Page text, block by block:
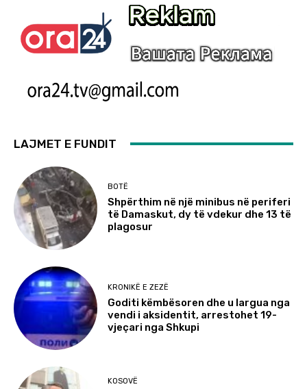
LAJMET E FUNDIT
BOTË
Shpërthim në një minibus në periferi
të Damaskut, dy të vdekur dhe 13 të
plagosur
KRONIKË E ZEZË
Goditi këmbësoren dhe u largua nga
vendi i aksidentit, arrestohet 19-
vjeçari nga Shkupi
KOSOVË